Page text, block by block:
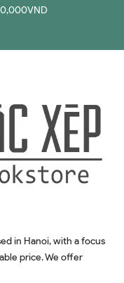
in Hanoi, with a focus
price. We offer